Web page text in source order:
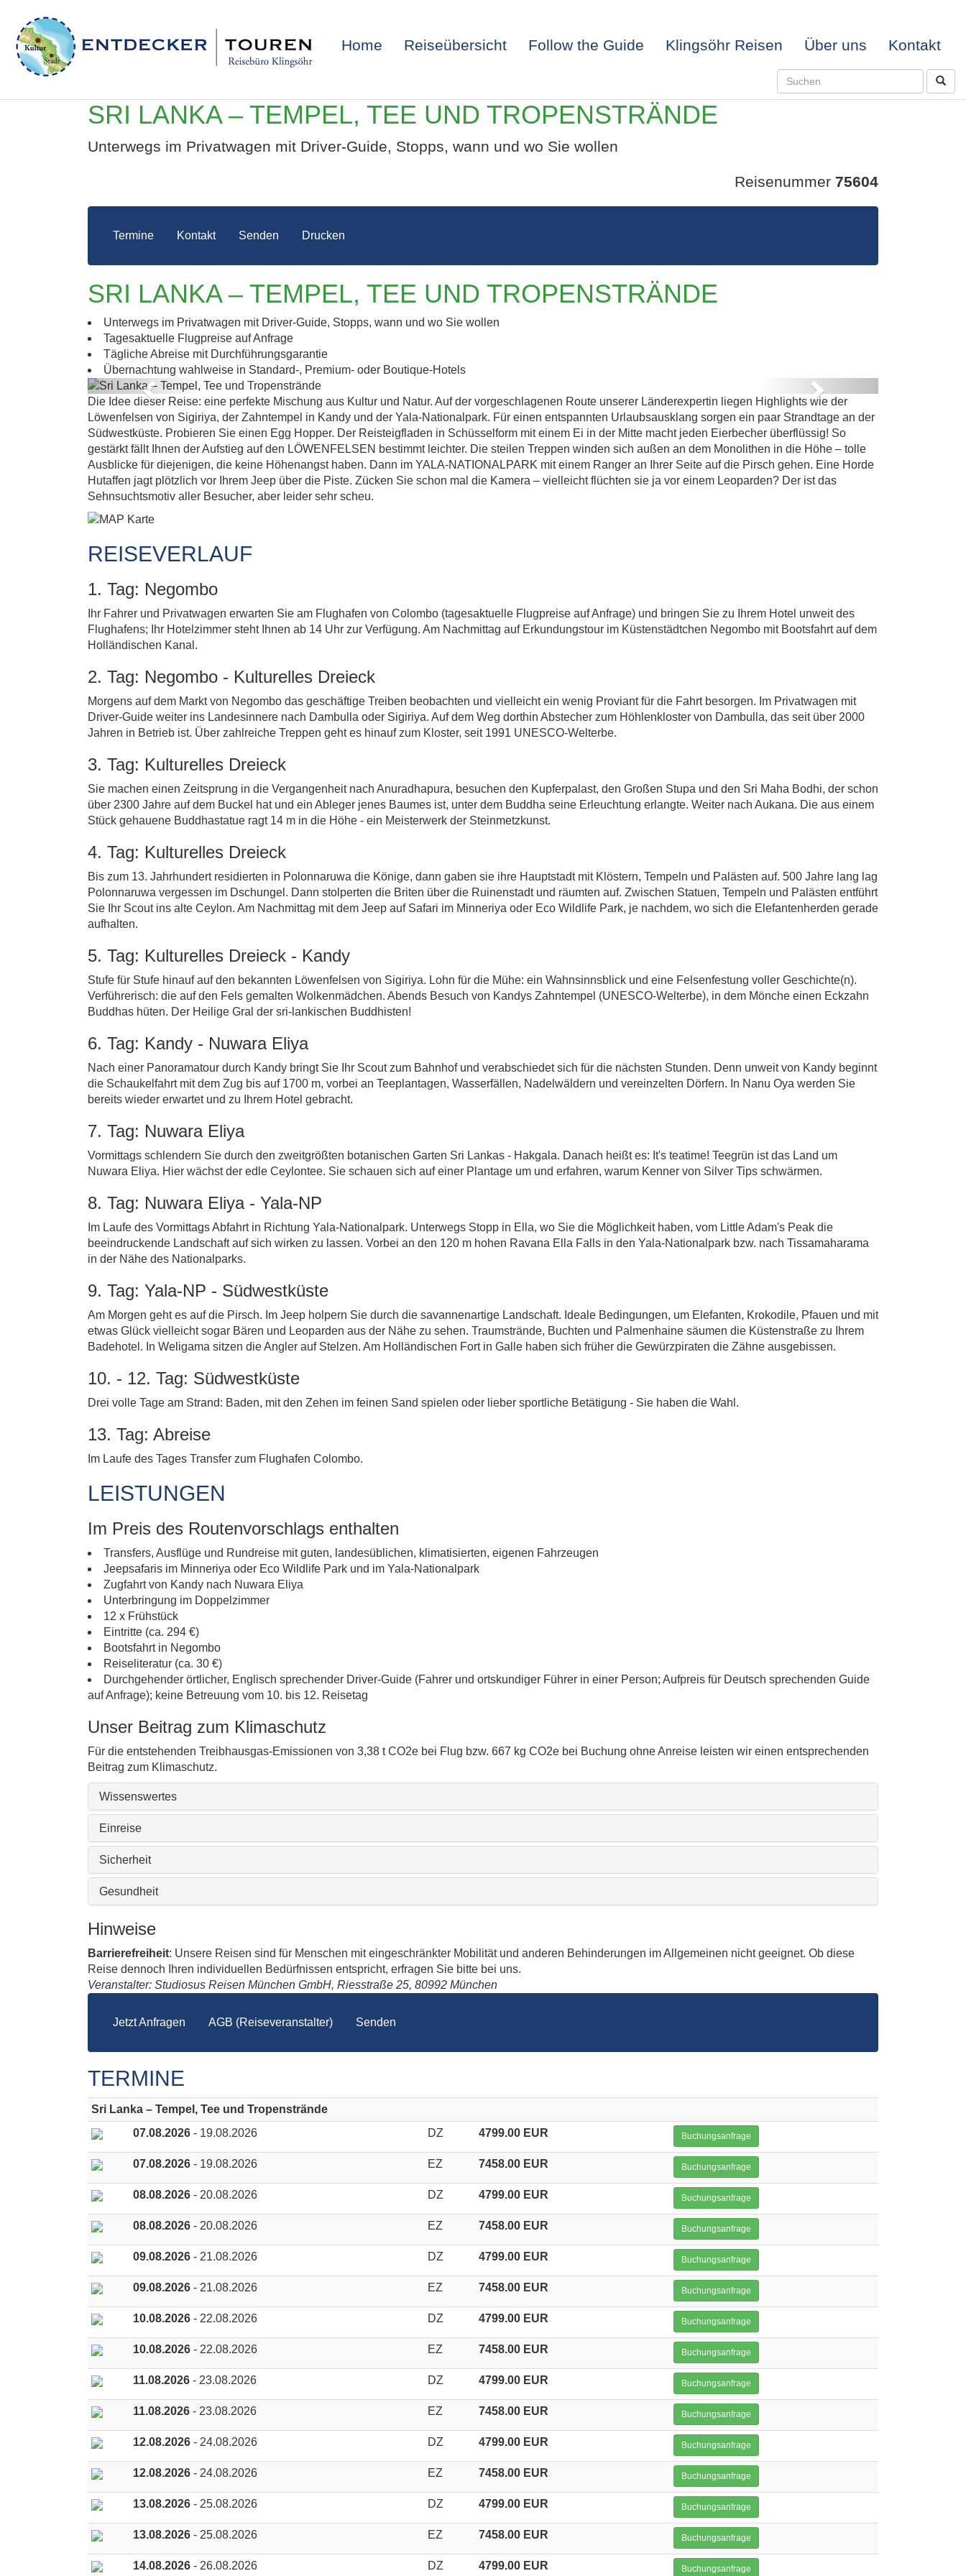
Home Reiseübersicht Follow the Guide Klingsöhr Reisen Über uns Kontakt
SRI LANKA – TEMPEL, TEE
UND TROPENSTRÄNDE
SRI LANKA – TEMPEL, TEE UND TROPENSTRÄNDE
Unterwegs im Privatwagen mit Driver-Guide, Stopps, wann und wo Sie wollen
Reisenummer 75604
Termine Kontakt Senden Drucken
SRI LANKA – TEMPEL, TEE UND TROPENSTRÄNDE
Unterwegs im Privatwagen mit Driver-Guide, Stopps, wann und wo Sie wollen
Tagesaktuelle Flugpreise auf Anfrage
Tägliche Abreise mit Durchführungsgarantie
Übernachtung wahlweise in Standard-, Premium- oder Boutique-Hotels
Sri Lanka – Tempel, Tee und Tropenstrände
Previous Next
Die Idee dieser Reise: eine perfekte Mischung aus Kultur und Natur. Auf der vorgeschlagenen Route unserer Länderexpertin liegen Highlights wie der
Löwenfelsen von Sigiriya, der Zahntempel in Kandy und der Yala-Nationalpark. Für einen entspannten Urlaubsausklang sorgen ein paar Strandtage an der
Südwestküste. Probieren Sie einen Egg Hopper. Der Reisteigfladen in Schüsselform mit einem Ei in der Mitte macht jeden Eierbecher überflüssig! So
gestärkt fällt Ihnen der Aufstieg auf den LÖWENFELSEN bestimmt leichter. Die steilen Treppen winden sich außen an dem Monolithen in die Höhe – tolle
Ausblicke für diejenigen, die keine Höhenangst haben. Dann im YALA-NATIONALPARK mit einem Ranger an Ihrer Seite auf die Pirsch gehen. Eine Horde
Hutaffen jagt plötzlich vor Ihrem Jeep über die Piste. Zücken Sie schon mal die Kamera – vielleicht flüchten sie ja vor einem Leoparden? Der ist das
Sehnsuchtsmotiv aller Besucher, aber leider sehr scheu.
REISEVERLAUF
1. Tag: Negombo
Ihr Fahrer und Privatwagen erwarten Sie am Flughafen von Colombo (tagesaktuelle Flugpreise auf Anfrage) und bringen Sie zu Ihrem Hotel unweit des
Flughafens; Ihr Hotelzimmer steht Ihnen ab 14 Uhr zur Verfügung. Am Nachmittag auf Erkundungstour im Küstenstädtchen Negombo mit Bootsfahrt auf dem
Holländischen Kanal.
2. Tag: Negombo - Kulturelles Dreieck
Morgens auf dem Markt von Negombo das geschäftige Treiben beobachten und vielleicht ein wenig Proviant für die Fahrt besorgen. Im Privatwagen mit
Driver-Guide weiter ins Landesinnere nach Dambulla oder Sigiriya. Auf dem Weg dorthin Abstecher zum Höhlenkloster von Dambulla, das seit über 2000
Jahren in Betrieb ist. Über zahlreiche Treppen geht es hinauf zum Kloster, seit 1991 UNESCO-Welterbe.
3. Tag: Kulturelles Dreieck
Sie machen einen Zeitsprung in die Vergangenheit nach Anuradhapura, besuchen den Kupferpalast, den Großen Stupa und den Sri Maha Bodhi, der schon
über 2300 Jahre auf dem Buckel hat und ein Ableger jenes Baumes ist, unter dem Buddha seine Erleuchtung erlangte. Weiter nach Aukana. Die aus einem
Stück gehauene Buddhastatue ragt 14 m in die Höhe - ein Meisterwerk der Steinmetzkunst.
4. Tag: Kulturelles Dreieck
Bis zum 13. Jahrhundert residierten in Polonnaruwa die Könige, dann gaben sie ihre Hauptstadt mit Klöstern, Tempeln und Palästen auf. 500 Jahre lang lag
Polonnaruwa vergessen im Dschungel. Dann stolperten die Briten über die Ruinenstadt und räumten auf. Zwischen Statuen, Tempeln und Palästen entführt
Sie Ihr Scout ins alte Ceylon. Am Nachmittag mit dem Jeep auf Safari im Minneriya oder Eco Wildlife Park, je nachdem, wo sich die Elefantenherden gerade
aufhalten.
5. Tag: Kulturelles Dreieck - Kandy
Stufe für Stufe hinauf auf den bekannten Löwenfelsen von Sigiriya. Lohn für die Mühe: ein Wahnsinnsblick und eine Felsenfestung voller Geschichte(n).
Verführerisch: die auf den Fels gemalten Wolkenmädchen. Abends Besuch von Kandys Zahntempel (UNESCO-Welterbe), in dem Mönche einen Eckzahn
Buddhas hüten. Der Heilige Gral der sri-lankischen Buddhisten!
6. Tag: Kandy - Nuwara Eliya
Nach einer Panoramatour durch Kandy bringt Sie Ihr Scout zum Bahnhof und verabschiedet sich für die nächsten Stunden. Denn unweit von Kandy beginnt
die Schaukelfahrt mit dem Zug bis auf 1700 m, vorbei an Teeplantagen, Wasserfällen, Nadelwäldern und vereinzelten Dörfern. In Nanu Oya werden Sie
bereits wieder erwartet und zu Ihrem Hotel gebracht.
7. Tag: Nuwara Eliya
Vormittags schlendern Sie durch den zweitgrößten botanischen Garten Sri Lankas - Hakgala. Danach heißt es: It's teatime! Teegrün ist das Land um
Nuwara Eliya. Hier wächst der edle Ceylontee. Sie schauen sich auf einer Plantage um und erfahren, warum Kenner von Silver Tips schwärmen.
8. Tag: Nuwara Eliya - Yala-NP
Im Laufe des Vormittags Abfahrt in Richtung Yala-Nationalpark. Unterwegs Stopp in Ella, wo Sie die Möglichkeit haben, vom Little Adam's Peak die
beeindruckende Landschaft auf sich wirken zu lassen. Vorbei an den 120 m hohen Ravana Ella Falls in den Yala-Nationalpark bzw. nach Tissamaharama
in der Nähe des Nationalparks.
9. Tag: Yala-NP - Südwestküste
Am Morgen geht es auf die Pirsch. Im Jeep holpern Sie durch die savannenartige Landschaft. Ideale Bedingungen, um Elefanten, Krokodile, Pfauen und mit
etwas Glück vielleicht sogar Bären und Leoparden aus der Nähe zu sehen. Traumstrände, Buchten und Palmenhaine säumen die Küstenstraße zu Ihrem
Badehotel. In Weligama sitzen die Angler auf Stelzen. Am Holländischen Fort in Galle haben sich früher die Gewürzpiraten die Zähne ausgebissen.
10. - 12. Tag: Südwestküste
Drei volle Tage am Strand: Baden, mit den Zehen im feinen Sand spielen oder lieber sportliche Betätigung - Sie haben die Wahl.
13. Tag: Abreise
Im Laufe des Tages Transfer zum Flughafen Colombo.
LEISTUNGEN
Im Preis des Routenvorschlags enthalten
Transfers, Ausflüge und Rundreise mit guten, landesüblichen, klimatisierten, eigenen Fahrzeugen
Jeepsafaris im Minneriya oder Eco Wildlife Park und im Yala-Nationalpark
Zugfahrt von Kandy nach Nuwara Eliya
Unterbringung im Doppelzimmer
12 x Frühstück
Eintritte (ca. 294 €)
Bootsfahrt in Negombo
Reiseliteratur (ca. 30 €)
Durchgehender örtlicher, Englisch sprechender Driver-Guide (Fahrer und ortskundiger Führer in einer Person; Aufpreis für Deutsch sprechenden Guide
auf Anfrage); keine Betreuung vom 10. bis 12. Reisetag
Unser Beitrag zum Klimaschutz
Für die entstehenden Treibhausgas-Emissionen von 3,38 t CO2e bei Flug bzw. 667 kg CO2e bei Buchung ohne Anreise leisten wir einen entsprechenden
Beitrag zum Klimaschutz.
Wissenswertes
Einreise
Sicherheit
Gesundheit
Hinweise
Barrierefreiheit: Unsere Reisen sind für Menschen mit eingeschränkter Mobilität und anderen Behinderungen im Allgemeinen nicht geeignet. Ob diese
Reise dennoch Ihren individuellen Bedürfnissen entspricht, erfragen Sie bitte bei uns.
Veranstalter: Studiosus Reisen München GmbH, Riesstraße 25, 80992 München
Jetzt Anfragen AGB (Reiseveranstalter) Senden
TERMINE
Sri Lanka – Tempel, Tee und Tropenstrände
07.08.2026 - 19.08.2026 DZ 4799.00 EUR Buchungsanfrage
07.08.2026 - 19.08.2026 EZ 7458.00 EUR Buchungsanfrage
08.08.2026 - 20.08.2026 DZ 4799.00 EUR Buchungsanfrage
08.08.2026 - 20.08.2026 EZ 7458.00 EUR Buchungsanfrage
09.08.2026 - 21.08.2026 DZ 4799.00 EUR Buchungsanfrage
09.08.2026 - 21.08.2026 EZ 7458.00 EUR Buchungsanfrage
10.08.2026 - 22.08.2026 DZ 4799.00 EUR Buchungsanfrage
10.08.2026 - 22.08.2026 EZ 7458.00 EUR Buchungsanfrage
11.08.2026 - 23.08.2026 DZ 4799.00 EUR Buchungsanfrage
11.08.2026 - 23.08.2026 EZ 7458.00 EUR Buchungsanfrage
12.08.2026 - 24.08.2026 DZ 4799.00 EUR Buchungsanfrage
12.08.2026 - 24.08.2026 EZ 7458.00 EUR Buchungsanfrage
13.08.2026 - 25.08.2026 DZ 4799.00 EUR Buchungsanfrage
13.08.2026 - 25.08.2026 EZ 7458.00 EUR Buchungsanfrage
14.08.2026 - 26.08.2026 DZ 4799.00 EUR Buchungsanfrage